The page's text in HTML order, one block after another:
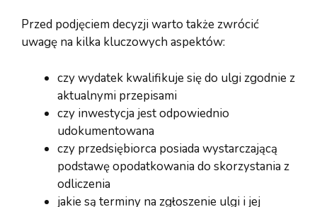
Przed podjęciem decyzji warto także zwrócić
uwagę na kilka kluczowych aspektów:
czy wydatek kwalifikuje się do ulgi zgodnie z
aktualnymi przepisami
czy inwestycja jest odpowiednio
udokumentowana
czy przedsiębiorca posiada wystarczającą
podstawę opodatkowania do skorzystania z
odliczenia
jakie są terminy na zgłoszenie ulgi i jej